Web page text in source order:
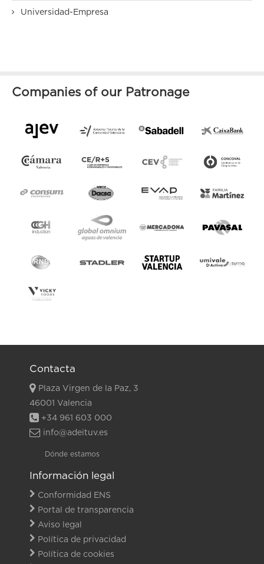
Universidad-Empresa
Companies of our Patronage
Contacta
Plaza Virgen de la Paz, 3
46001 Valencia
+34 961 603 000
info@adeituv.es
Dónde estamos
Información legal
Conformidad ENS
Portal de transparencia
Aviso legal
Política de privacidad
Política de cookies